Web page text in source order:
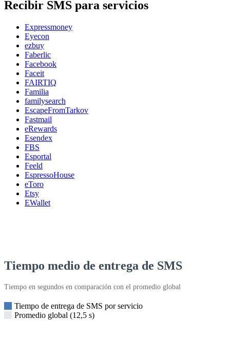
Recibir SMS para servicios
Expressmoney
Eyecon
ezbuy
Faberlic
Facebook
Faceit
FAIRTIQ
Familia
familysearch
EscapeFromTarkov
Fastmail
eRewards
Esendex
FBS
Esportal
Feeld
EspressoHouse
eToro
Etsy
EWallet
Tiempo medio de entrega de SMS
Tiempo en segundos en comparación con el promedio global
Tiempo de entrega de SMS por servicio
Promedio global (12,5 s)